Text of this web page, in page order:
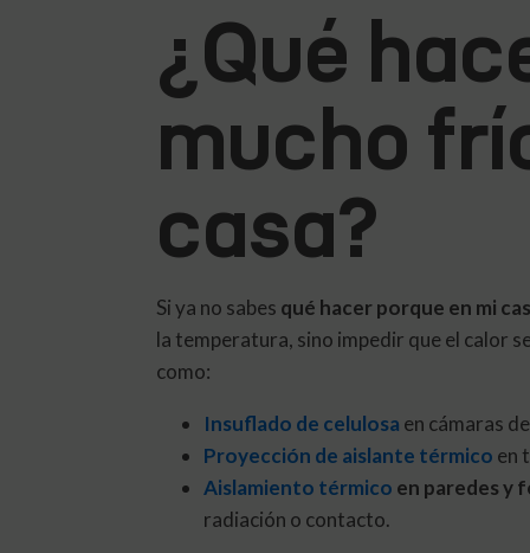
¿Qué
mucho
casa?
Si ya no sabes qué hacer porque en mi
la temperatura, sino impedir que el calor
como:
Insuflado de celulosa en cámaras
Proyección de aislante térmico en
Aislamiento térmico en paredes y
radiación o contacto.